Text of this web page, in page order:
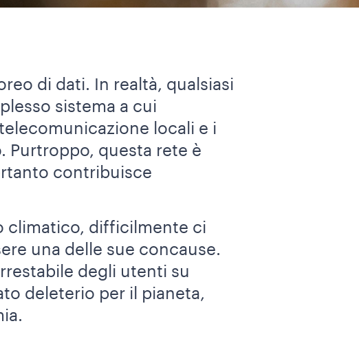
di dati. In realtà, qualsiasi
sistema a cui
locali e i
questa rete è
contribuisce
climatico, difficilmente ci
una delle sue concause.
degli utenti su
deleterio per il pianeta,